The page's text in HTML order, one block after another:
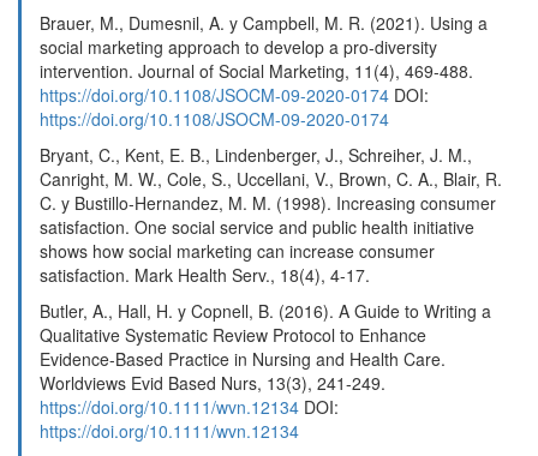
Brauer, M., Dumesnil, A. y Campbell, M. R. (2021). Using a
social marketing approach to develop a pro-diversity
intervention. Journal of Social Marketing, 11(4), 469-488.
https://doi.org/10.1108/JSOCM-09-2020-0174 DOI:
https://doi.org/10.1108/JSOCM-09-2020-0174
Bryant, C., Kent, E. B., Lindenberger, J., Schreiher, J. M.,
Canright, M. W., Cole, S., Uccellani, V., Brown, C. A., Blair, R.
C. y Bustillo-Hernandez, M. M. (1998). Increasing consumer
satisfaction. One social service and public health initiative
shows how social marketing can increase consumer
satisfaction. Mark Health Serv., 18(4), 4-17.
Butler, A., Hall, H. y Copnell, B. (2016). A Guide to Writing a
Qualitative Systematic Review Protocol to Enhance
Evidence-Based Practice in Nursing and Health Care.
Worldviews Evid Based Nurs, 13(3), 241-249.
https://doi.org/10.1111/wvn.12134 DOI:
https://doi.org/10.1111/wvn.12134